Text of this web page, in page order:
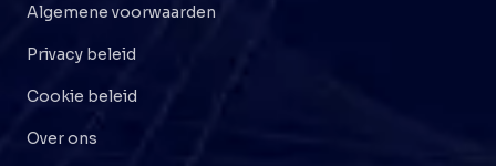
Algemene voorwaarden
Privacy beleid
Cookie beleid
Over ons